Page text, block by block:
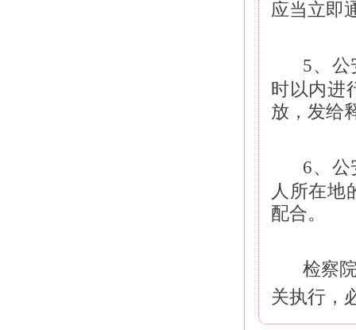
应当立即
5、
时以内进
放，发给
6、
人所在地
配合。
检察
关执行，